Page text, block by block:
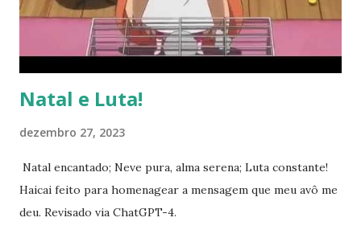
pequena, foi o lugar escolhido para o nascimento do
Salvador. Descendência de Abraão : Deus prometeu a
Abraão que todas as nações seriam abençoadas por meio...
Natal e Luta!
dezembro 27, 2023
Natal encantado; Neve pura, alma serena; Luta constante!
Haicai feito para homenagear a mensagem que meu avô me
deu. Revisado via ChatGPT-4.